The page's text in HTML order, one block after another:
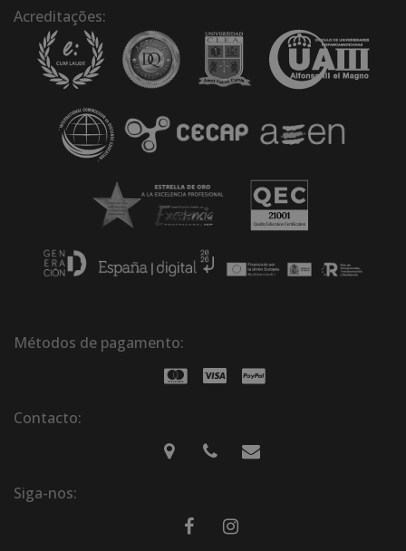
Acreditações:
Métodos de pagamento:
Contacto:
Siga-nos: